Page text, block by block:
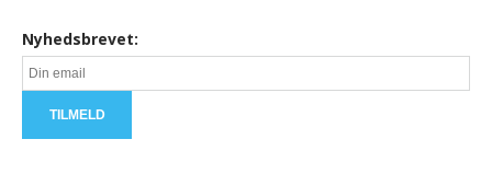
Nyhedsbrevet: